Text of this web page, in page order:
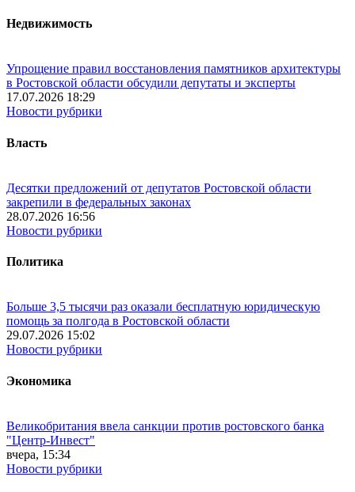
Недвижимость
Упрощение правил восстановления памятников архитектуры
в Ростовской области обсудили депутаты и эксперты
17.07.2026 18:29
Новости рубрики
Власть
Десятки предложений от депутатов Ростовской области
закрепили в федеральных законах
28.07.2026 16:56
Новости рубрики
Политика
Больше 3,5 тысячи раз оказали бесплатную юридическую
помощь за полгода в Ростовской области
29.07.2026 15:02
Новости рубрики
Экономика
Великобритания ввела санкции против ростовского банка
"Центр-Инвест"
вчера, 15:34
Новости рубрики